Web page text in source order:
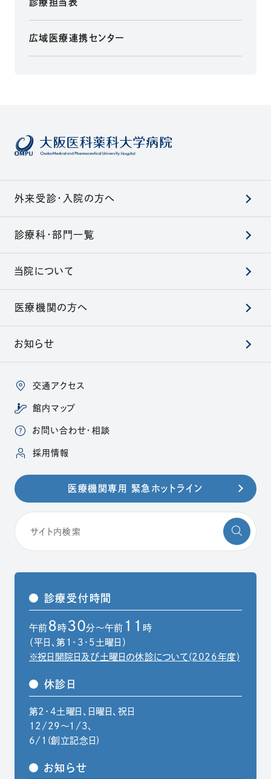
診療担当表
広域医療連携センター
外来受診・入院の方へ
診療科・部門一覧
当院について
医療機関の方へ
お知らせ
交通アクセス
館内マップ
お問い合わせ・相談
採用情報
医療機関専用 緊急ホットライン
診療受付時間
午前 8 時 30分～午前 11
時
（平日、第1・3・5土曜日）
※祝日開院日及び土曜日の休診について(2026年度)
休診日
第2・4土曜日、日曜日、祝日
12/29〜1/3、
6/1(創立記念日)
お知らせ